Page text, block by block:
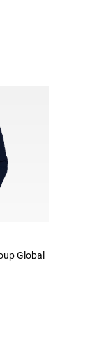
Global